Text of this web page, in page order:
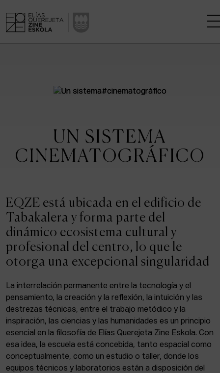
CENTRO DE INVESTIGACIÓN
KINOFABRIKA
LA CASA DEL CINE
ACTUALIDAD
Admisión
Intranet
Facebook Equis Instagram
© Elías Querejeta Zine Eskola 2026
Tabakalera · Andre zigarrogileak plaza, 1
20012 Donostia / San Sebastián
UN SISTEMA
CINEMATOGRÁFICO
EQZE está ubicada en el edificio de
Tabakalera y forma parte del
dinámico ecosistema cultural y
profesional del centro, lo que le
otorga una excepcional singularidad
La interrelación permanente entre la tecnología y el
pensamiento, la creación y la reflexión, la intuición y las
destrezas técnicas, entre el trabajo metódico y la
inspiración, las ciencias y las humanidades es un principio
esencial en la filosofía de Elías Querejeta Zine Eskola. Con
esa idea, la escuela está concebida, tanto espacial como
conceptualmente, como un estudio o taller, donde los
equipos técnicos y laboratorios están a disposición del